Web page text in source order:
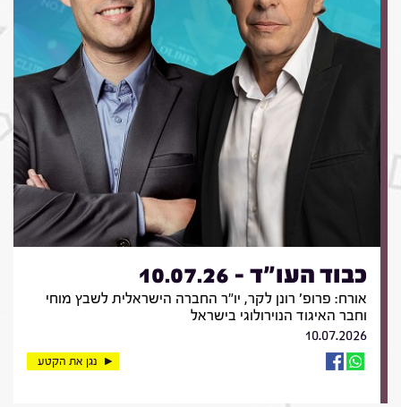
כבוד העו"ד - 10.07.26
אורח: פרופ' רונן לקר, יו"ר החברה הישראלית לשבץ מוחי
וחבר האיגוד הנוירולוגי בישראל
10.07.2026
נגן את הקטע